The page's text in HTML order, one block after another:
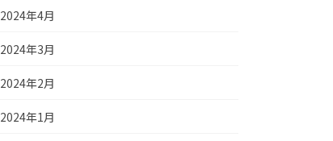
2024年4月
2024年3月
2024年2月
2024年1月